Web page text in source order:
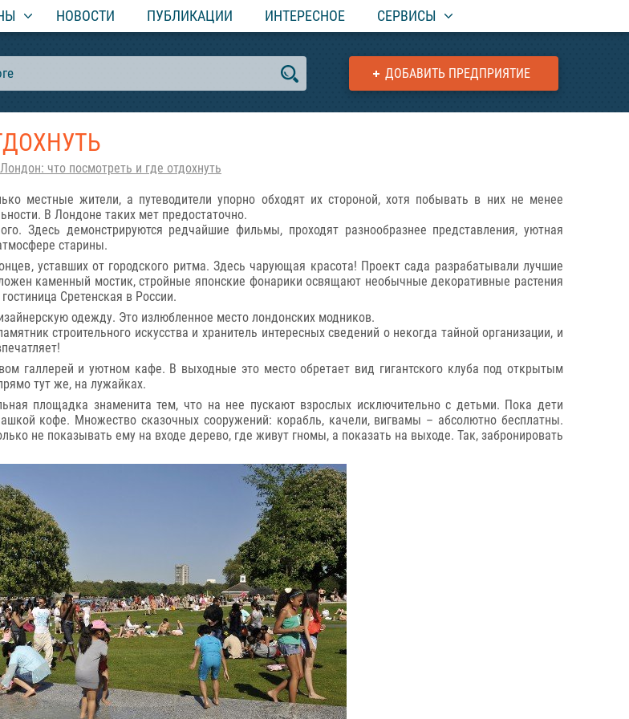
НОВОСТИ ПУБЛИКАЦИИ ИНТЕРЕСНОЕ СЕРВИСЫ
ДОБАВИТЬ ПРЕДПРИЯТИЕ
Лондон: что посмотреть и где отдохнуть
местные жители, а путеводители упорно обходят их стороной, хотя побывать в них не менее
В Лондоне таких мет предостаточно.
Здесь демонстрируются редчайшие фильмы, проходят разнообразнее представления, уютная
старины.
уставших от городского ритма. Здесь чарующая красота! Проект сада разрабатывали лучшие
каменный мостик, стройные японские фонарики освящают необычные декоративные растения
Сретенская в России.
одежду. Это излюбленное место лондонских модников.
строительного искусства и хранитель интересных сведений о некогда тайной организации, и
галлерей и уютном кафе. В выходные это место обретает вид гигантского клуба под открытым
тут же, на лужайках.
площадка знаменита тем, что на нее пускают взрослых исключительно с детьми. Пока дети
кофе. Множество сказочных сооружений: корабль, качели, вигвамы – абсолютно бесплатны.
не показывать ему на входе дерево, где живут гномы, а показать на выходе. Так, забронировать